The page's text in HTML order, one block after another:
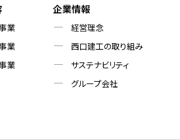
業
業
業
企業情報
経営理念
西口建工の取り組み
サステナビリティ
グループ会社